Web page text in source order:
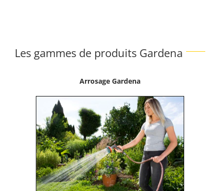
Les gammes de produits Gardena
Arrosage Gardena